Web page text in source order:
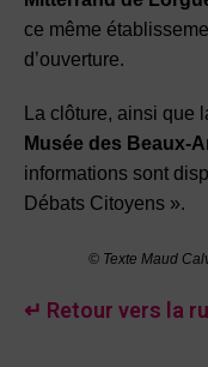
ce même
d’ouverture.
La clôture, ainsi que
Musée des Beaux-
informations sont
Débats Citoyens ».
© Texte Maud
↵ Retour vers la